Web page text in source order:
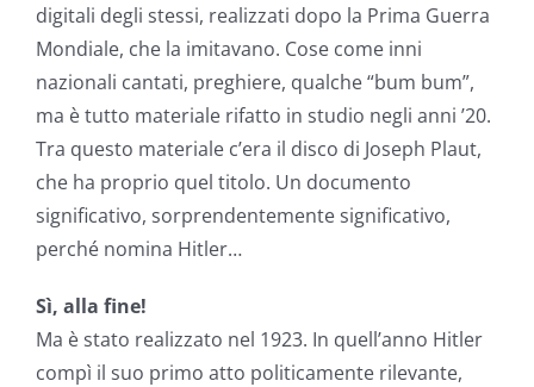
digitali degli stessi, realizzati dopo la Prima Guerra
Mondiale, che la imitavano. Cose come inni
nazionali cantati, preghiere, qualche “bum bum”,
ma è tutto materiale rifatto in studio negli anni ’20.
Tra questo materiale c’era il disco di Joseph Plaut,
che ha proprio quel titolo. Un documento
significativo, sorprendentemente significativo,
perché nomina Hitler…
Sì, alla fine!
Ma è stato realizzato nel 1923. In quell’anno Hitler
compì il suo primo atto politicamente rilevante,